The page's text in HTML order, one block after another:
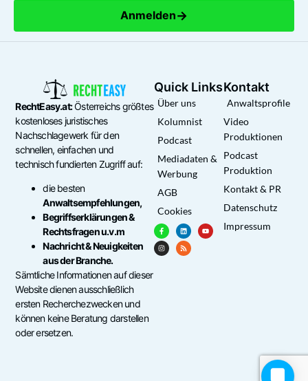
Anmelden→
RechtEasy.at:Österreichs größtes
kostenloses juristisches
Nachschlagewerk für den
schnellen, einfachen und
technisch fundierten Zugriff auf:
die besten
Anwaltsempfehlungen,
Begriffserklärungen &
Rechtsfragen u.v.m
Nachricht & Neuigkeiten
aus der Branche.
Sämtliche Informationen auf dieser
Website dienen ausschließlich
ersten Recherchezwecken und
können keine Beratung darstellen
oder ersetzen.
Quick Links
Über uns
Kolumnist
Podcast
Mediadaten &
Werbung
AGB
Cookies
Kontakt
Anwaltsprofile
Video
Produktionen
Podcast
Produktion
Kontakt & PR
Datenschutz
Impressum